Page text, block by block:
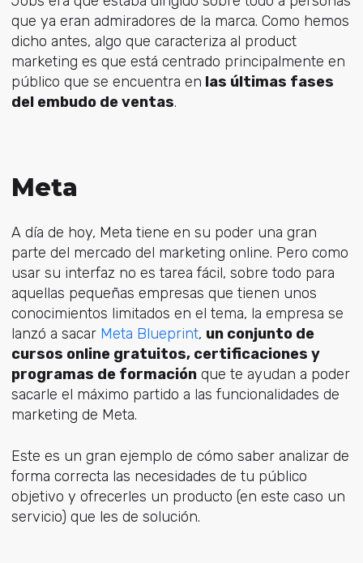
que ya eran admiradores de la marca. Como hemos
dicho antes, algo que caracteriza al product
marketing es que está centrado principalmente en
público que se encuentra en las últimas fases
del embudo de ventas.
Meta
A día de hoy, Meta tiene en su poder una gran
parte del mercado del marketing online. Pero como
usar su interfaz no es tarea fácil, sobre todo para
aquellas pequeñas empresas que tienen unos
conocimientos limitados en el tema, la empresa se
lanzó a sacar Meta Blueprint, un conjunto de
cursos online gratuitos, certificaciones y
programas de formaciónque te ayudan a poder
sacarle el máximo partido a las funcionalidades de
marketing de Meta.
Este es un gran ejemplo de cómo saber analizar de
forma correcta las necesidades de tu público
objetivo y ofrecerles un producto (en este caso un
servicio) que les de solución.